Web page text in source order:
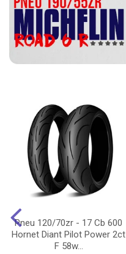
Pneu 120/70zr - 17 Cb 600
Hornet Diant Pilot Power 2ct
F 58w...